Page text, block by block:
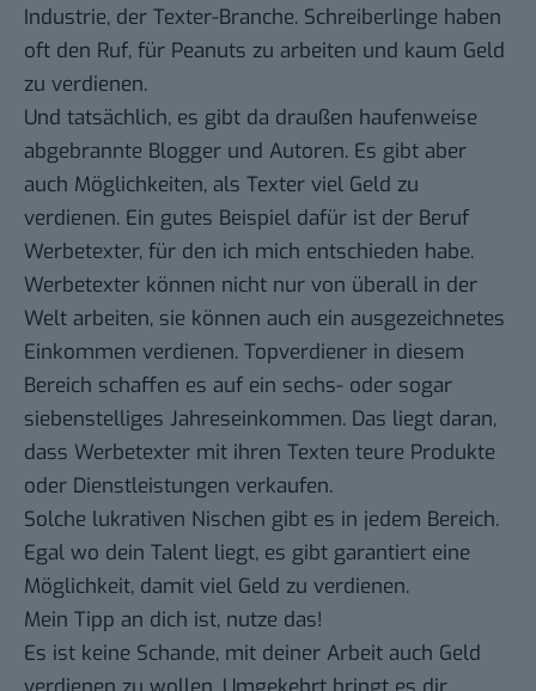
Industrie, der Texter-Branche. Schreiberlinge haben
oft den Ruf, für Peanuts zu arbeiten und kaum Geld
zu verdienen.
Und tatsächlich, es gibt da draußen haufenweise
abgebrannte Blogger und Autoren. Es gibt aber
auch Möglichkeiten, als Texter viel Geld zu
verdienen. Ein gutes Beispiel dafür ist der Beruf
Werbetexter, für den ich mich entschieden habe.
Werbetexter können nicht nur von überall in der
Welt arbeiten, sie können auch ein ausgezeichnetes
Einkommen verdienen. Topverdiener in diesem
Bereich schaffen es auf ein sechs- oder sogar
siebenstelliges Jahreseinkommen. Das liegt daran,
dass Werbetexter mit ihren Texten teure Produkte
oder Dienstleistungen verkaufen.
Solche lukrativen Nischen gibt es in jedem Bereich.
Egal wo dein Talent liegt, es gibt garantiert eine
Möglichkeit, damit viel Geld zu verdienen.
Mein Tipp an dich ist, nutze das!
Es ist keine Schande, mit deiner Arbeit auch Geld